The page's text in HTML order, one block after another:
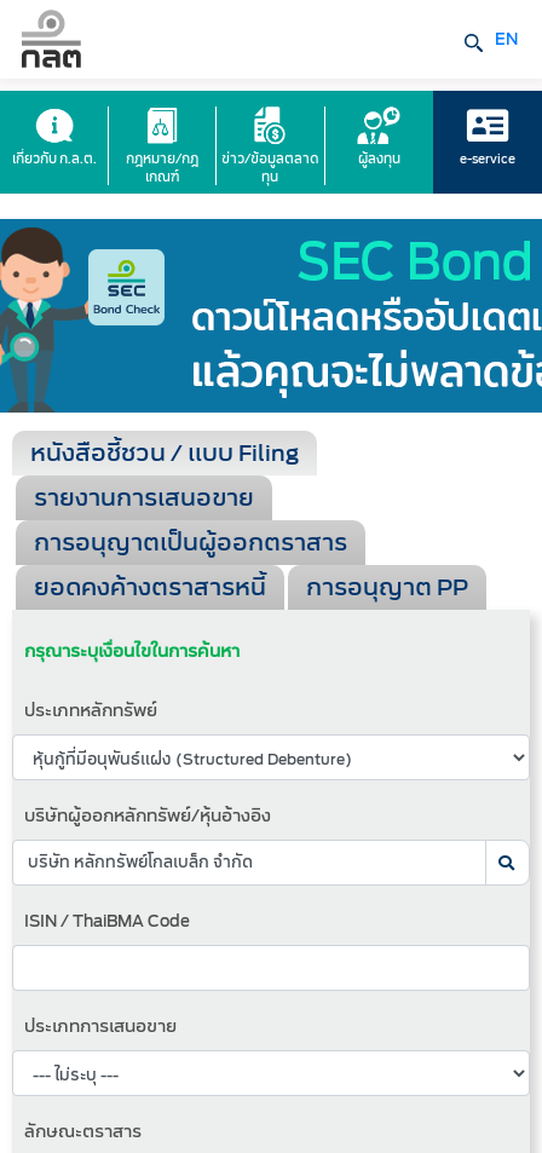
EN
เกี่ยวกับ ก.ล.ต.
กฎหมาย/กฎ
เกณฑ์
ข่าว/ข้อมูลตลาด
ทุน
ผู้ลงทุน e-service
หนังสือชี้ชวน / แบบ Filing
รายงานการเสนอขาย
การอนุญาตเป็นผู้ออกตราสาร
ยอดคงค้างตราสารหนี้
การอนุญาต PP
กรุณาระบุเงื่อนไขในการค้นหา
ประเภทหลักทรัพย์
บริษัทผู้ออกหลักทรัพย์/หุ้นอ้างอิง
ISIN / ThaiBMA Code
ประเภทการเสนอขาย
ลักษณะตราสาร